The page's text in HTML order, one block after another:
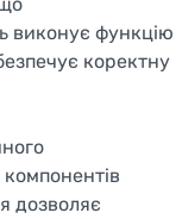
виконує функцію
коректну
дозволяє